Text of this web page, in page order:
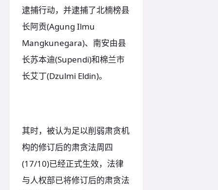
逮捕行动，并逮捕了北楠榜县
长阿贡(Agung Ilmu
Mangkunegara)、南安由县
长苏本迪(Supendi)和棉兰市
长艾丁(Dzulmi Eldin)。
其时，被认为足以削弱肃贪机
构的修订后的肃贪法周四
(17/10)已经正式生效，法律
与人权部已将修订后的肃贪法